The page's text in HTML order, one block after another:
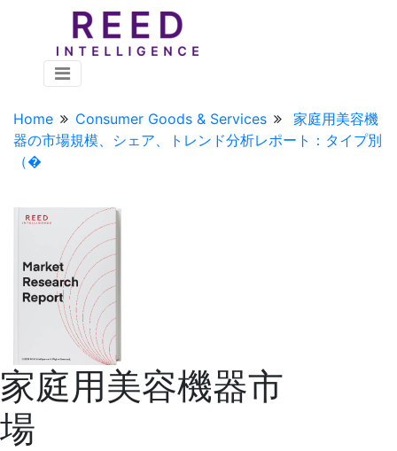
Home Consumer Goods & Services
家庭用美容機
器の市場規模、シェア、トレンド分析レポート：タイプ別
（�
家庭用美容機器市
場